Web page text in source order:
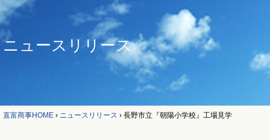
ニュースリリース
直富商事HOME › ニュースリリース › 長野市立『朝陽小学校』工場見学